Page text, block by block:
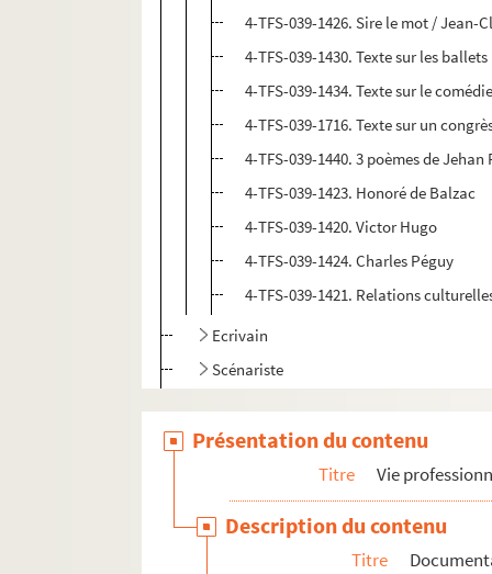
4-TFS-039-1426. Sire le mot / Jean-
4-TFS-039-1430. Texte sur les ballets
4-TFS-039-1434. Texte sur le
4-TFS-039-1716. Texte sur un
4-TFS-039-1440. 3 poèmes de Jehan
4-TFS-039-1423. Honoré de Balzac
4-TFS-039-1420. Victor Hugo
4-TFS-039-1424. Charles Péguy
4-TFS-039-1421. Relations
Ecrivain
Scénariste
Radio
Correspondance générale
Mémoires
Présentation du contenu
Titre Vie
Description du contenu
Titre